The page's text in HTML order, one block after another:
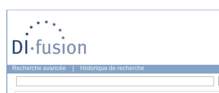
Recherche avancée Historique de recherche